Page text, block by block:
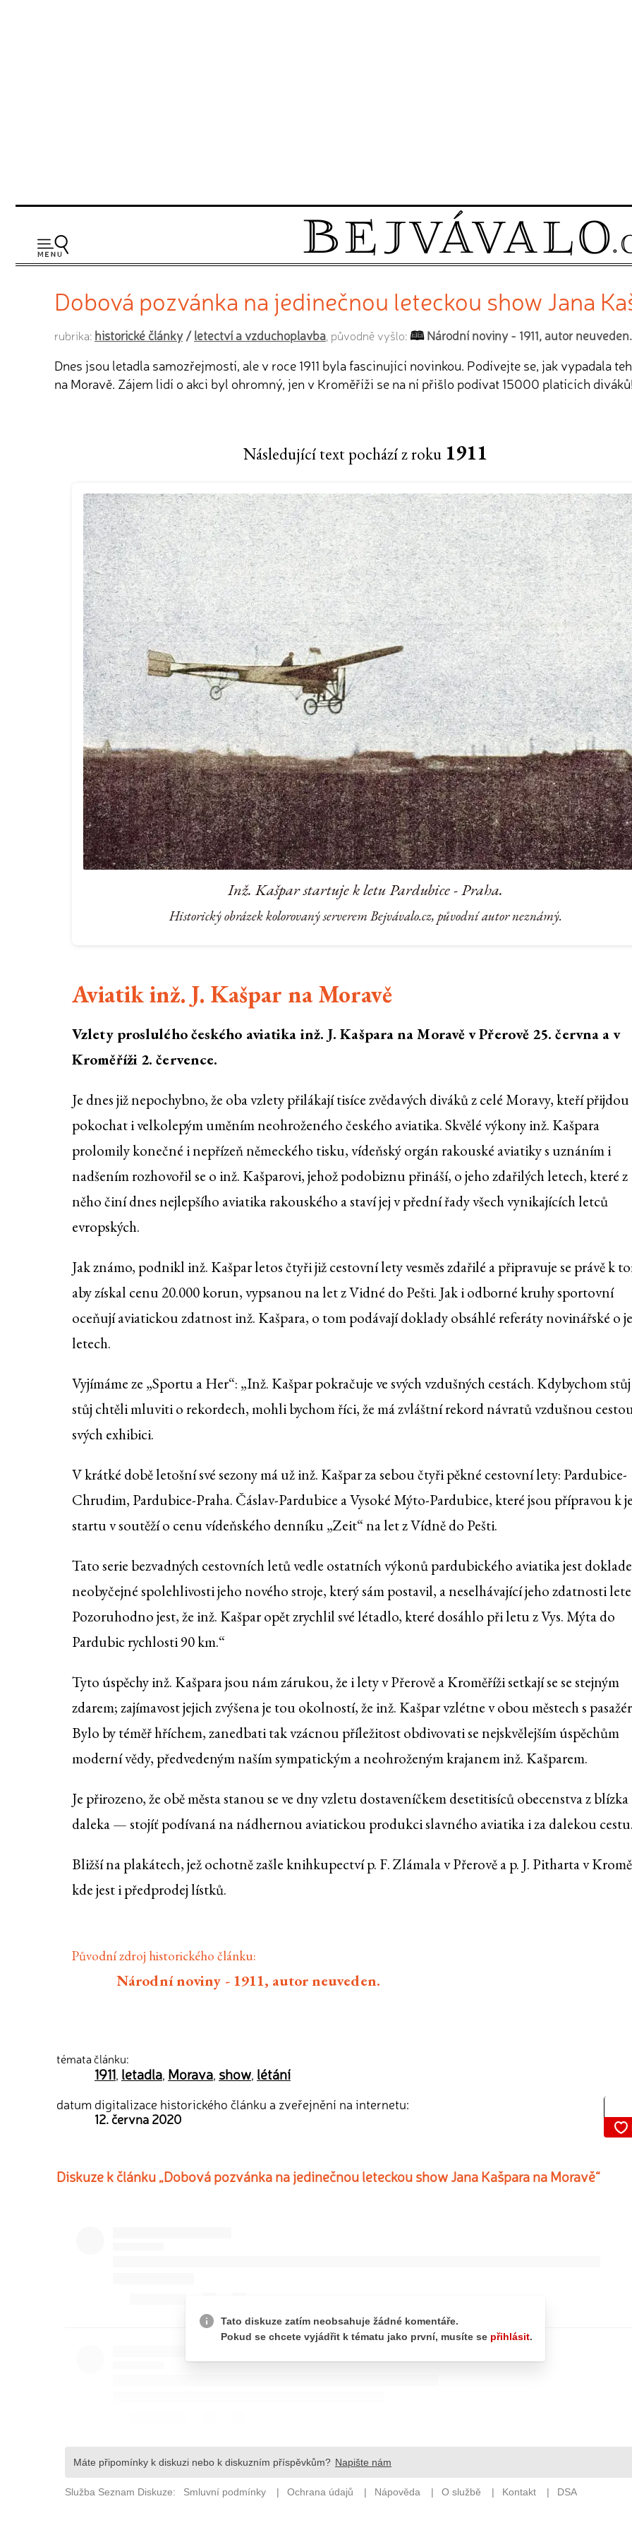
Dobová pozvánka na jedinečnou leteckou show Jana
rubrika: historické články/letectví a vzduchoplavba , původně vyšlo: Národní noviny - 1911, autor neuveden.
Dnes jsou letadla samozřejmostí, ale v roce 1911 byla fascinující novinkou. Podívejte se, jak vypadala
na Moravě. Zájem lidí o akci byl ohromný, jen v Kroměříži se na ní přišlo podívat 15000 platících diváků!
Následující text pochází z roku 1911
Inž. Kašpar startuje k letu Pardubice - Praha.
Historický obrázek kolorovaný serverem Bejvávalo.cz, původní autor neznámý.
Aviatik inž. J. Kašpar na Moravě
Vzlety proslulého českého aviatika inž. J. Kašpara na Moravě v Přerově 25. června a v
Kroměříži 2. července.
Je dnes již nepochybno, že oba vzlety přilákají tisíce zvědavých diváků z celé Moravy, kteří přijdou
pokochat i velkolepým uměním neohroženého českého aviatika. Skvělé výkony inž. Kašpara
prolomily konečné i nepřízeň německého tisku, vídeňský orgán rakouské aviatiky s uznáním i
nadšením rozhovořil se o inž. Kašparovi, jehož podobiznu přináší, o jeho zdařilých letech, které z
něho činí dnes nejlepšího aviatika rakouského a staví jej v přední řady všech vynikajících letců
evropských.
Jak známo, podnikl inž. Kašpar letos čtyři již cestovní lety vesměs zdařilé a připravuje se právě k
aby získal cenu 20.000 korun, vypsanou na let z Vidné do Pešti. Jak i odborné kruhy sportovní
oceňují aviatickou zdatnost inž. Kašpara, o tom podávají doklady obsáhlé referáty novinářské o
letech.
Vyjímáme ze „Sportu a Her“: „Inž. Kašpar pokračuje ve svých vzdušných cestách. Kdybychom
stůj chtěli mluviti o rekordech, mohli bychom říci, že má zvláštní rekord návratů vzdušnou
svých exhibici.
V krátké době letošní své sezony má už inž. Kašpar za sebou čtyři pěkné cestovní lety: Pardubice-
Chrudim, Pardubice-Praha. Čáslav-Pardubice a Vysoké Mýto-Pardubice, které jsou přípravou k
startu v soutěží o cenu vídeňského denníku „Zeit“ na let z Vídně do Pešti.
Tato serie bezvadných cestovních letů vedle ostatních výkonů pardubického aviatika jest
neobyčejné spolehlivosti jeho nového stroje, který sám postavil, a neselhávající jeho zdatnosti
Pozoruhodno jest, že inž. Kašpar opět zrychlil své létadlo, které dosáhlo při letu z Vys. Mýta do
Pardubic rychlosti 90 km.“
Tyto úspěchy inž. Kašpara jsou nám zárukou, že i lety v Přerově a Kroměříži setkají se se stejným
zdarem; zajímavost jejich zvýšena je tou okolností, že inž. Kašpar vzlétne v obou městech s
Bylo by téměř hříchem, zanedbati tak vzácnou příležitost obdivovati se nejskvělejším úspěchům
moderní vědy, předvedeným naším sympatickým a neohroženým krajanem inž. Kašparem.
Je přirozeno, že obě města stanou se ve dny vzletu dostaveníčkem desetitisíců obecenstva z blízka
daleka — stojíť podívaná na nádhernou aviatickou produkci slavného aviatika i za dalekou cestu.
Bližší na plakátech, jež ochotně zašle knihkupectví p. F. Zlámala v Přerově a p. J. Pitharta v
kde jest i předprodej lístků.
Původní zdroj historického článku:
Národní noviny - 1911, autor neuveden.
témata článku:
1911, letadla, Morava, show, létání
datum digitalizace historického článku a zveřejnění na internetu:
12. června 2020
Diskuze k článku „Dobová pozvánka na jedinečnou leteckou show Jana Kašpara na Moravě“